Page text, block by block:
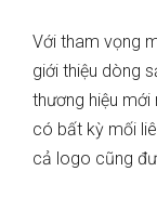
Với tham vọng
giới thiệu dòng
thương hiệu
có bất kỳ mối
cả logo cũng